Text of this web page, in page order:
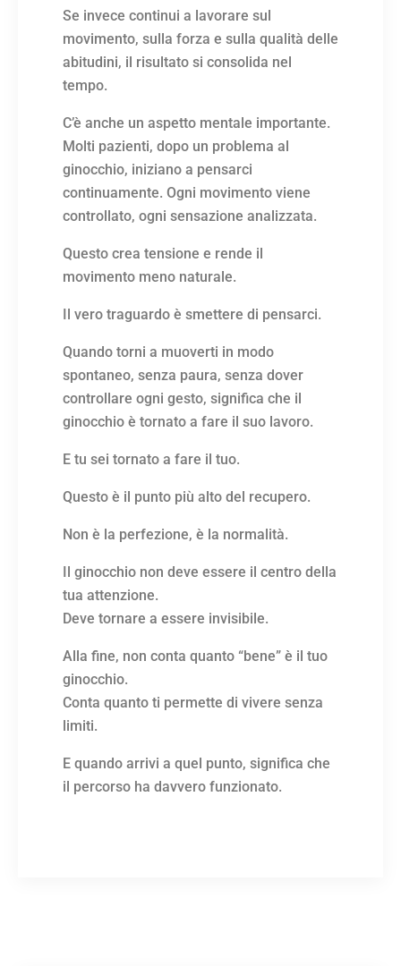
Se invece continui a lavorare sul
movimento, sulla forza e sulla qualità delle
abitudini, il risultato si consolida nel
tempo.
C’è anche un aspetto mentale importante.
Molti pazienti, dopo un problema al
ginocchio, iniziano a pensarci
continuamente. Ogni movimento viene
controllato, ogni sensazione analizzata.
Questo crea tensione e rende il
movimento meno naturale.
Il vero traguardo è smettere di pensarci.
Quando torni a muoverti in modo
spontaneo, senza paura, senza dover
controllare ogni gesto, significa che il
ginocchio è tornato a fare il suo lavoro.
E tu sei tornato a fare il tuo.
Questo è il punto più alto del recupero.
Non è la perfezione, è la normalità.
Il ginocchio non deve essere il centro della
tua attenzione.
Deve tornare a essere invisibile.
Alla fine, non conta quanto “bene” è il tuo
ginocchio.
Conta quanto ti permette di vivere senza
limiti.
E quando arrivi a quel punto, significa che
il percorso ha davvero funzionato.